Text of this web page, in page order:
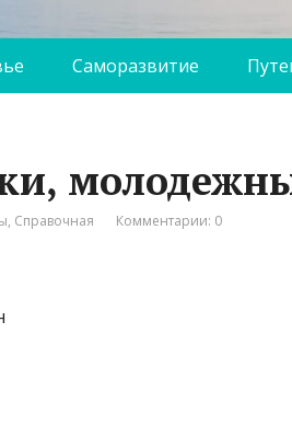
Саморазвитие
, Справочная Комментарии: 0